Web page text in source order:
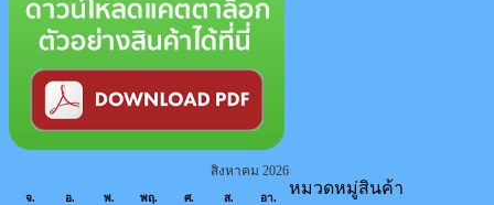
สิงหาคม 2026
จ. อ. พ. พฤ. ศ. ส. อา.
หมวดหมู่สินค้า